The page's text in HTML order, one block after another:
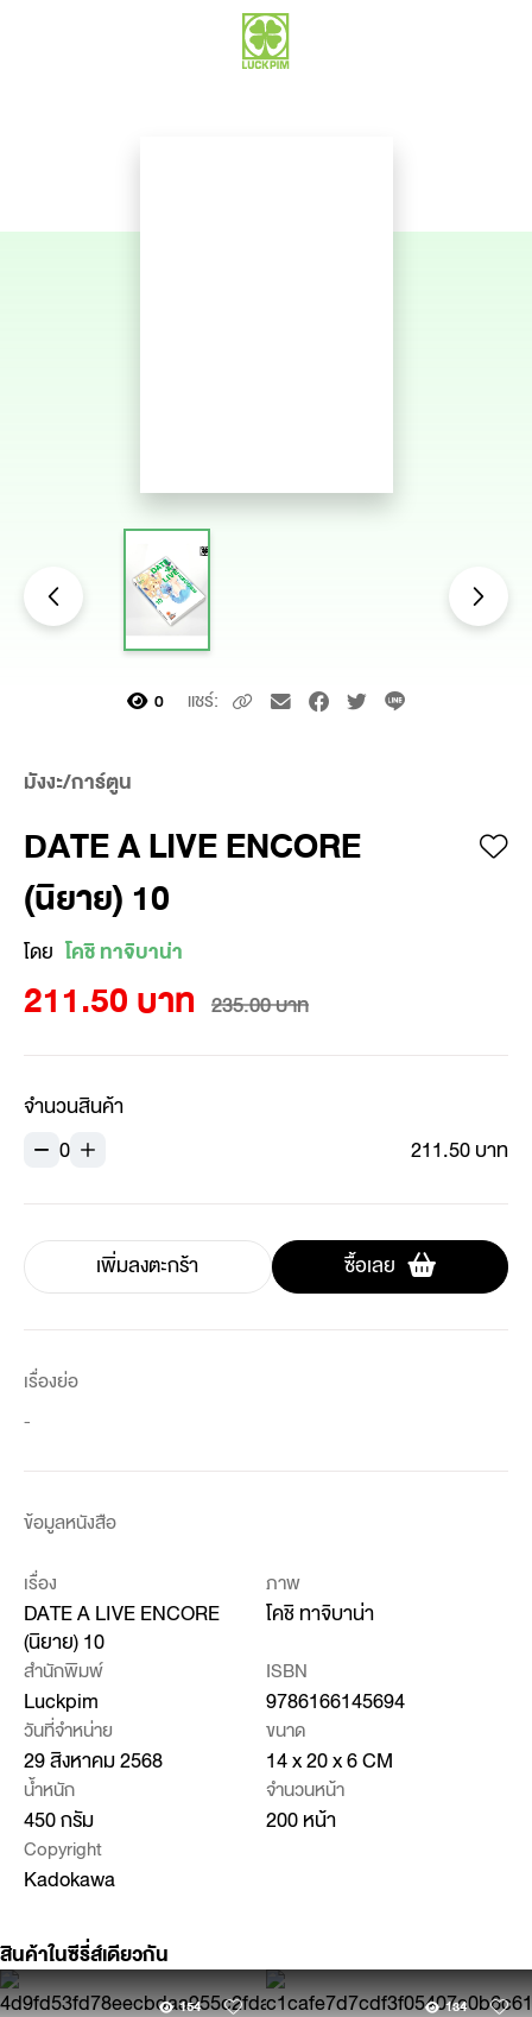
0 แชร์:
มังงะ/การ์ตูน
DATE A LIVE ENCORE
(นิยาย) 10
โดย โคชิ ทาจิบาน่า
211.50 บาท 235.00 บาท
จำนวนสินค้า
0
211.50 บาท
เพิ่มลงตะกร้า ซื้อเลย
เรื่องย่อ
-
ข้อมูลหนังสือ
เรื่อง
DATE A LIVE ENCORE
(นิยาย) 10
ภาพ
โคชิ ทาจิบาน่า
สำนักพิมพ์
Luckpim
ISBN
9786166145694
วันที่จำหน่าย
29 สิงหาคม 2568
ขนาด
14 x 20 x 6 CM
น้ำหนัก
450 กรัม
จำนวนหน้า
200 หน้า
Copyright
Kadokawa
สินค้าในซีรี่ส์เดียวกัน
154 134